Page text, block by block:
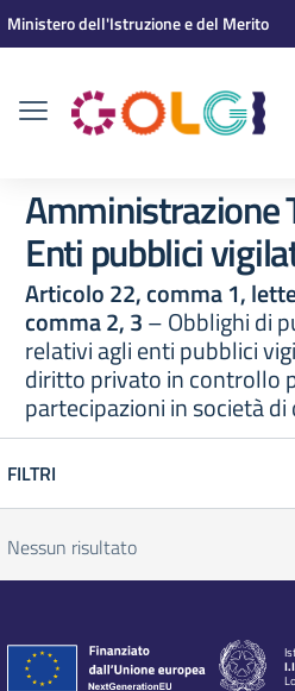
Vai ai contenuti
Vai al menu di navigazione
Vai al footer
Ministero dell'Istruzione e del Merito
Amministrazione
Enti pubblici
Articolo 22, comma 1,
comma 2, 3– Obblighi di
relativi agli enti pubblici
diritto privato in controllo
partecipazioni in società
FILTRI
Nessun risultato